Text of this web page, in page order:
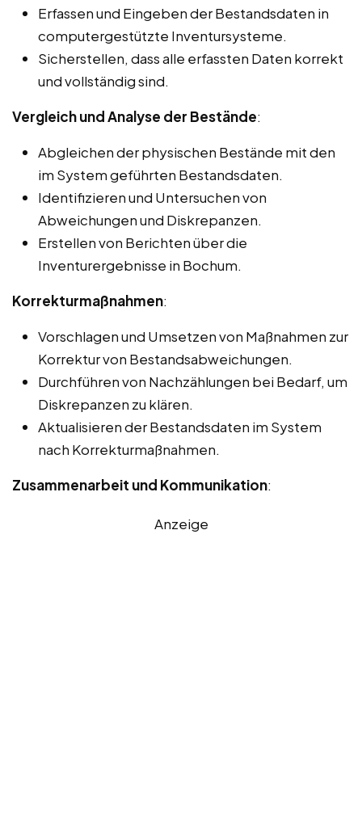
Erfassen und Eingeben der Bestandsdaten in
computergestützte Inventursysteme.
Sicherstellen, dass alle erfassten Daten korrekt
und vollständig sind.
Vergleich und Analyse der Bestände:
Abgleichen der physischen Bestände mit den
im System geführten Bestandsdaten.
Identifizieren und Untersuchen von
Abweichungen und Diskrepanzen.
Erstellen von Berichten über die
Inventurergebnisse in Bochum.
Korrekturmaßnahmen:
Vorschlagen und Umsetzen von Maßnahmen zur
Korrektur von Bestandsabweichungen.
Durchführen von Nachzählungen bei Bedarf, um
Diskrepanzen zu klären.
Aktualisieren der Bestandsdaten im System
nach Korrekturmaßnahmen.
Zusammenarbeit und Kommunikation:
Anzeige